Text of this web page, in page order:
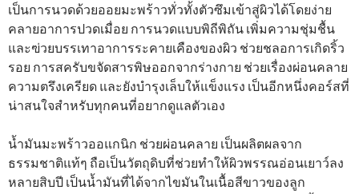
เป็นการนวดด้วยออยมะพร้าวทั่วทั้งตัวซึมเข้าสู่ผิวได้โดยง่าย
คลายอาการปวดเมื่อย การนวดแบบพิถีพิถัน เพิ่มความชุ่มชื้น
และฃ่วยบรรเทาอาการระคายเคืองของผิว ช่วยชลอการเกิดริ้ว
รอย การสครับขจัดสารพิษออกจากร่างกาย ช่วยเรื่องผ่อนคลาย
ความตรึงเครียด และยังบำรุงเล็บให้แข็งแรง เป็นอีกหนึ่งคอร์สที่
น่าสนใจสำหรับทุกคนที่อยากดูแลตัวเอง
น้ำมันมะพร้าวออแกนิก ช่วยผ่อนคลาย เป็นผลิตผลจาก
ธรรมชาติแท้ๆ ถือเป็นวัตถุดิบที่ช่วยทำให้ผิวพรรณอ่อนเยาว์ลง
หลายสิบปี เป็นน้ำมันที่ได้จากไขมันในเนื้อสีขาวของลูก